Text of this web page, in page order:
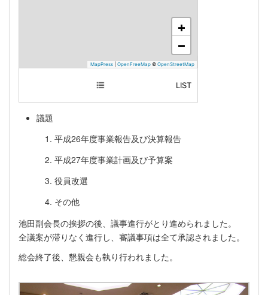
塩尻市 中信会館
+
−
MapPress OpenFreeMap © OpenStreetMap
LIST
議題
平成26年度事業報告及び決算報告
平成27年度事業計画及び予算案
役員改選
その他
池田副会長の挨拶の後、議事進行がとり進められました。
全議案が滞りなく進行し、審議事項は全て承認されました。
総会終了後、懇親会も執り行われました。